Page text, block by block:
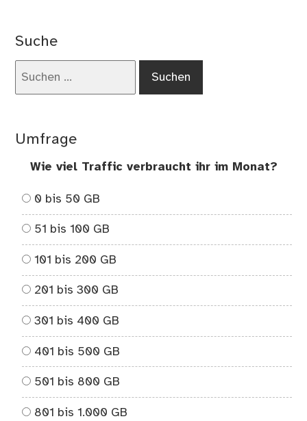
Suche
Umfrage
Wie viel Traffic verbraucht ihr im Monat?
0 bis 50 GB
51 bis 100 GB
101 bis 200 GB
201 bis 300 GB
301 bis 400 GB
401 bis 500 GB
501 bis 800 GB
801 bis 1.000 GB